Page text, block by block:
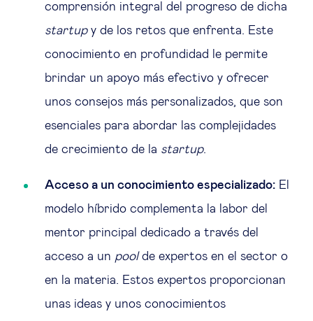
comprensión integral del progreso de dicha
startupy de los retos que enfrenta. Este
conocimiento en profundidad le permite
brindar un apoyo más efectivo y ofrecer
unos consejos más personalizados, que son
esenciales para abordar las complejidades
de crecimiento de la startup.
Acceso a un conocimiento especializado: El
modelo híbrido complementa la labor del
mentor principal dedicado a través del
acceso a un poolde expertos en el sector o
en la materia. Estos expertos proporcionan
unas ideas y unos conocimientos